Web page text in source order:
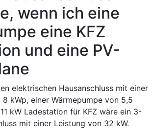
wenn ich eine
eine KFZ
und eine PV-
elektrischen Hausanschluss mit einer
kWp, einer Wärmepumpe von 5,5
kW Ladestation für KFZ wäre ein 3-
mit einer Leistung von 32 kW.